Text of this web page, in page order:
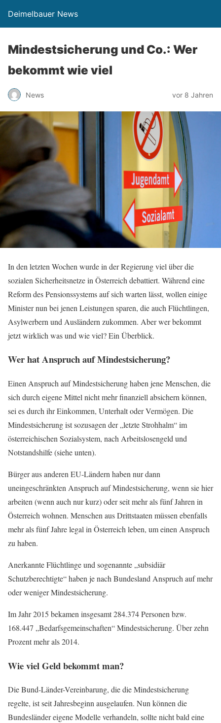
Deimelbauer News
Mindestsicherung und Co.: Wer
bekommt wie viel
News vor 8 Jahren
In den letzten Wochen wurde in der Regierung viel über die
sozialen Sicherheitsnetze in Österreich debattiert. Während eine
Reform des Pensionssystems auf sich warten lässt, wollen einige
Minister nun bei jenen Leistungen sparen, die auch Flüchtlingen,
Asylwerbern und Ausländern zukommen. Aber wer bekommt
jetzt wirklich was und wie viel? Ein Überblick.
Wer hat Anspruch auf Mindestsicherung?
Einen Anspruch auf Mindestsicherung haben jene Menschen, die
sich durch eigene Mittel nicht mehr finanziell absichern können,
sei es durch ihr Einkommen, Unterhalt oder Vermögen. Die
Mindestsicherung ist sozusagen der „letzte Strohhalm“ im
österreichischen Sozialsystem, nach Arbeitslosengeld und
Notstandshilfe (siehe unten).
Bürger aus anderen EU-Ländern haben nur dann
uneingeschränkten Anspruch auf Mindestsicherung, wenn sie hier
arbeiten (wenn auch nur kurz) oder seit mehr als fünf Jahren in
Österreich wohnen. Menschen aus Drittstaaten müssen ebenfalls
mehr als fünf Jahre legal in Österreich leben, um einen Anspruch
zu haben.
Anerkannte Flüchtlinge und sogenannte „subsidiär
Schutzberechtigte“ haben je nach Bundesland Anspruch auf mehr
oder weniger Mindestsicherung.
Im Jahr 2015 bekamen insgesamt 284.374 Personen bzw.
168.447 „Bedarfsgemeinschaften“ Mindestsicherung. Über zehn
Prozent mehr als 2014.
Wie viel Geld bekommt man?
Die Bund-Länder-Vereinbarung, die die Mindestsicherung
regelte, ist seit Jahresbeginn ausgelaufen. Nun können die
Bundesländer eigene Modelle verhandeln, sollte nicht bald eine